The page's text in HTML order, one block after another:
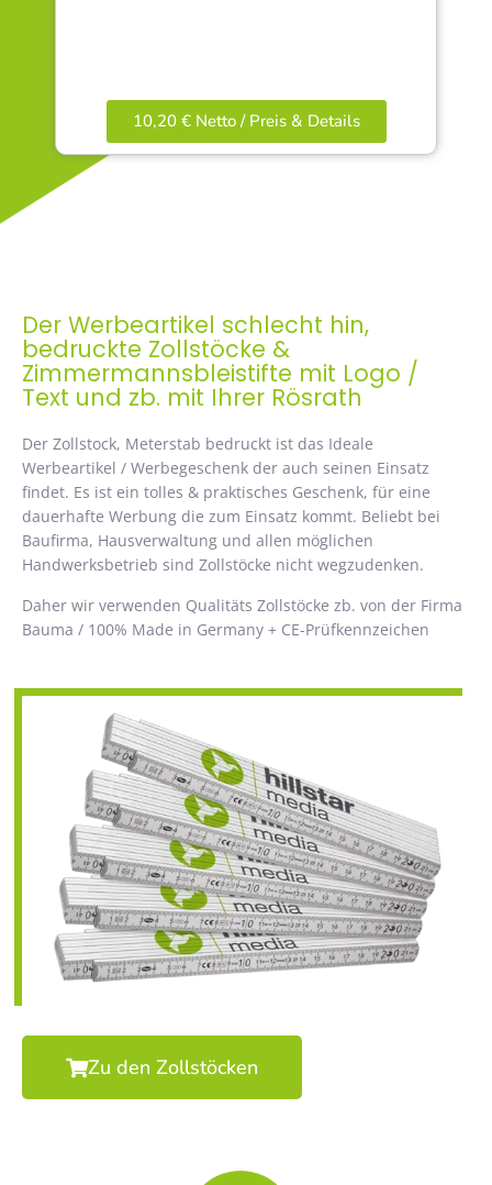
10,20 € Netto / Preis & Details
Der Werbeartikel schlecht hin,
bedruckte Zollstöcke &
Zimmermannsbleistifte mit Logo /
Text und zb. mit Ihrer Rösrath
Der Zollstock, Meterstab bedruckt ist das Ideale
Werbeartikel / Werbegeschenk der auch seinen Einsatz
findet. Es ist ein tolles & praktisches Geschenk, für eine
dauerhafte Werbung die zum Einsatz kommt. Beliebt bei
Baufirma, Hausverwaltung und allen möglichen
Handwerksbetrieb sind Zollstöcke nicht wegzudenken.
Daher wir verwenden Qualitäts Zollstöcke zb. von der Firma
Bauma / 100% Made in Germany + CE-Prüfkennzeichen
Zu den Zollstöcken